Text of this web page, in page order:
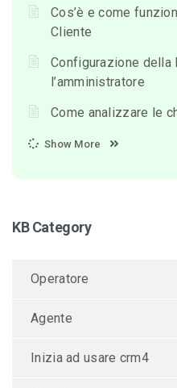
Cos’è e come
Cliente
Configurazione
l’amministratore
Come analizzare le
Show More
KB Category
Operatore
Agente
Inizia ad usare crm4